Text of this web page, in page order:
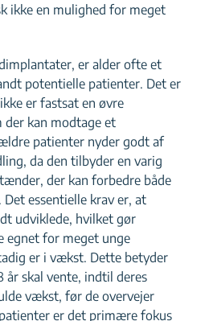
ikke en mulighed for meget
er alder ofte et
potentielle patienter. Det er
er fastsat en øvre
kan modtage et
patienter nyder godt af
da den tilbyder en varig
der kan forbedre både
essentielle krav er, at
udviklede, hvilket gør
egnet for meget unge
er i vækst. Dette betyder
år skal vente, indtil deres
vækst, før de overvejer
er det primære fokus